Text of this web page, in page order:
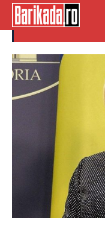
chinezeasca